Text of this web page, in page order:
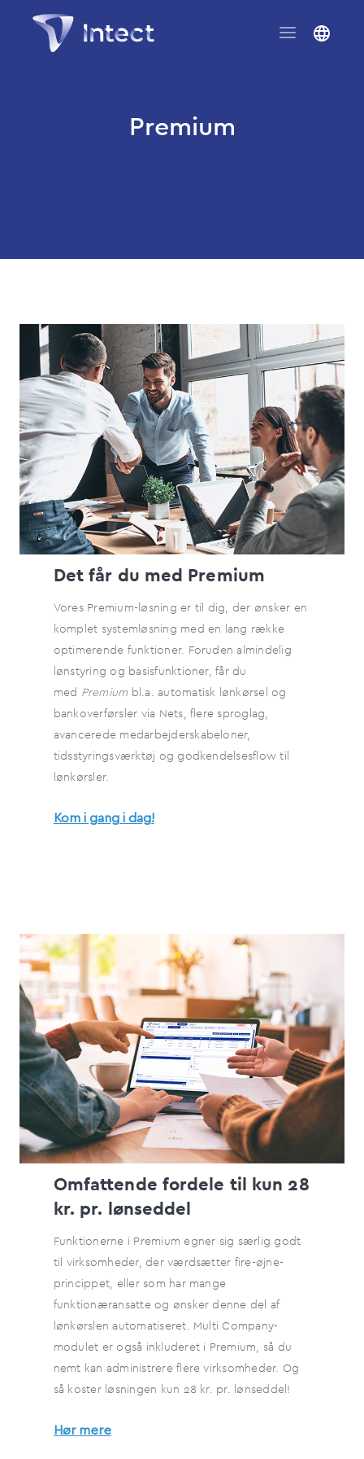
Premium
Det får du med Premium
Vores Premium-løsning er til dig, der ønsker en
komplet systemløsning med en lang række
optimerende funktioner. Foruden almindelig
lønstyring og basisfunktioner, får du
med Premium bl.a. automatisk lønkørsel og
bankoverførsler via Nets, flere sproglag,
avancerede medarbejderskabeloner,
tidsstyringsværktøj og godkendelsesflow til
lønkørsler.
Kom i gang i dag!
Omfattende fordele til kun 28
kr. pr. lønseddel
Funktionerne i Premium egner sig særlig godt
til virksomheder, der værdsætter fire-øjne-
princippet, eller som har mange
funktionæransatte og ønsker denne del af
lønkørslen automatiseret. Multi Company-
modulet er også inkluderet i Premium, så du
nemt kan administrere flere virksomheder. Og
så koster løsningen kun 28 kr. pr. lønseddel!
Hør mere